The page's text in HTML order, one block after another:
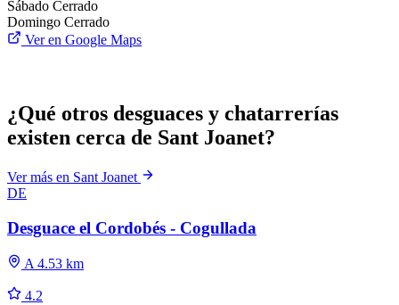
Sábado Cerrado
Domingo Cerrado
Ver en Google Maps
¿Qué otros desguaces y chatarrerías
existen cerca de Sant Joanet?
Ver más en Sant Joanet
DE
Desguace el Cordobés - Cogullada
A 4.53 km
4.2